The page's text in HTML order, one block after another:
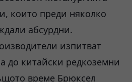
които преди няколко
абсурдни.
изпитват
до китайски редкоземни
време Брюксел